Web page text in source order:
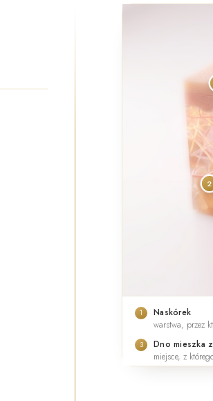
2
1
Naskórek
warstwa, przez
3
Dno mieszka
miejsce, z